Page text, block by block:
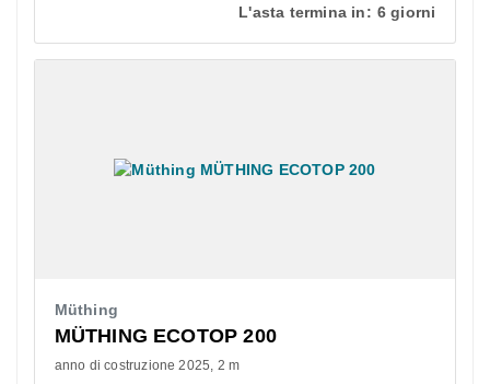
L'asta termina in: 6 giorni
Müthing
MÜTHING ECOTOP 200
anno di costruzione 2025 2 m